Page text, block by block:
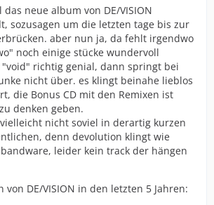
neue album von DE/VISION
sozusagen um die letzten tage bis zur
aber nun ja, da fehlt irgendwo
noch einige stücke wundervoll
richtig genial, dann springt bei
nicht über. es klingt beinahe lieblos
die Bonus CD mit den Remixen ist
denken geben.
vielleicht nicht soviel in derartig kurzen
denn devolution klingt wie
leider kein track der hängen
DE/VISION in den letzten 5 Jahren: